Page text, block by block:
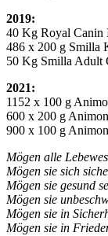
2019:
40 Kg Royal Canin
486 x 200 g Smilla
50 Kg Smilla Adult
2021:
1152 x 100 g
600 x 200 g
900 x 100 g
Mögen alle
Mögen sie sich
Mögen sie gesund
Mögen sie
Mögen sie in
Mögen sie in